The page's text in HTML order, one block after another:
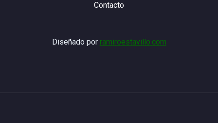
Contacto
Diseñado por ramiroestavillo.com